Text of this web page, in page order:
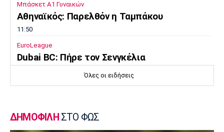
Μπάσκετ Α1 Γυναικών
Αθηναϊκός: Παρελθόν η Ταμπάκου
11:50
EuroLeague
Dubai BC: Πήρε τον Σενγκέλια
Στίβος
δέκατος στον τελικό, ρεκόρ και πρόκριση
για τη Σαμολοδά
Όλες οι ειδήσεις
ΔΗΜΟΦΙΛΗΣΤΟ ΦΩΣ